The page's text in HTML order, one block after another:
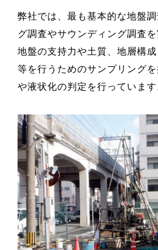
弊社では、最も基本的な地盤
グ調査やサウンディング調査を
地盤の支持力や土質、地層構
等を行うためのサンプリング
や液状化の判定を行っています